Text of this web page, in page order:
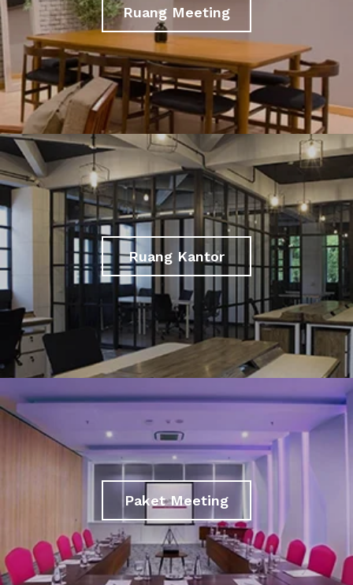
Ruang Meeting
Ruang Kantor
Paket Meeting